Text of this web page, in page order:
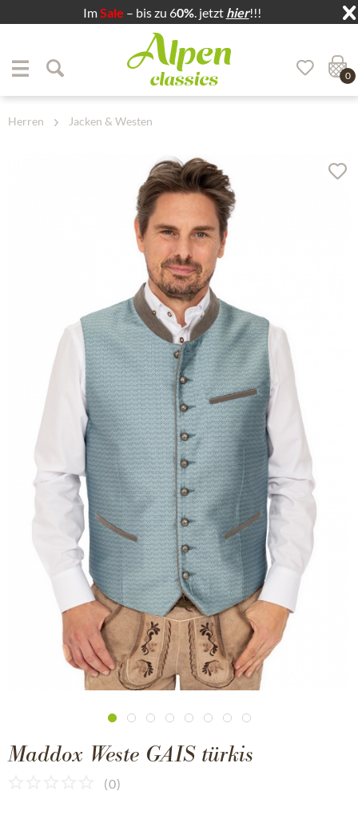
ImSale – bis zu 60%. jetzt hier!!!
Zum Hauptbereich springen
0
Herren Jacken & Westen
Maddox Weste GAIS türkis
(0)